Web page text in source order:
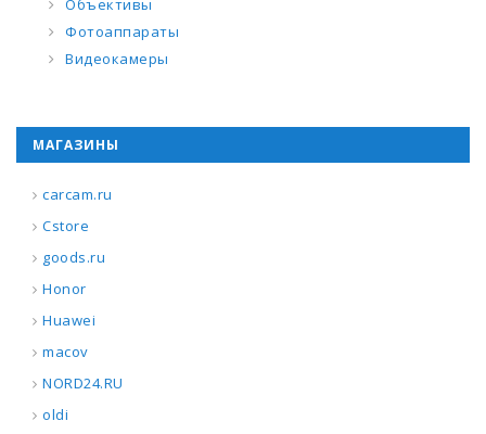
Объективы
Фотоаппараты
Видеокамеры
МАГАЗИНЫ
carcam.ru
Cstore
goods.ru
Honor
Huawei
macov
NORD24.RU
oldi